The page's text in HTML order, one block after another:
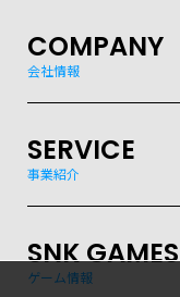
COMPANY
会社情報
SERVICE
事業紹介
SNK GAMES
ゲーム情報